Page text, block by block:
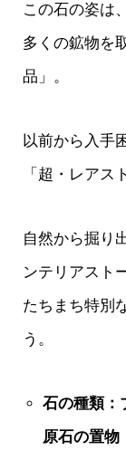
この石の姿は
多くの鉱物を
品」。
以前から入手
「超・レアス
自然から掘り
ンテリアスト
たちまち特別
う。
石の種類：
原石の置物